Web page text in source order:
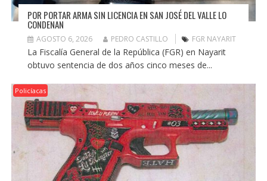
POR PORTAR ARMA SIN LICENCIA EN SAN JOSÉ DEL VALLE LO
CONDENAN
AGOSTO 6, 2026 PEDRO CASTILLO FGR NAYARIT
La Fiscalía General de la República (FGR) en Nayarit
obtuvo sentencia de dos años cinco meses de...
Policíacas